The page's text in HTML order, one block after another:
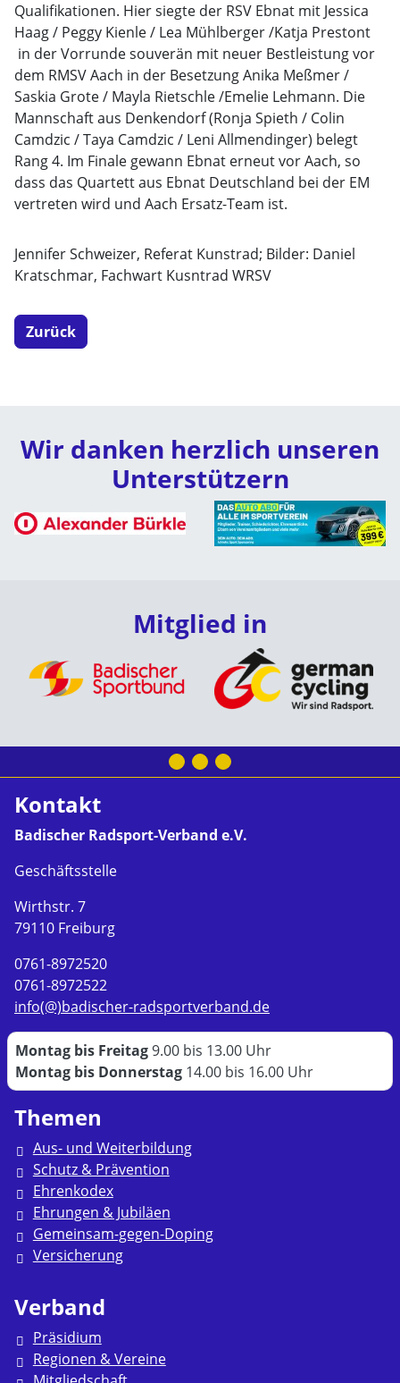
Qualifikationen. Hier siegte der RSV Ebnat mit Jessica
Haag / Peggy Kienle / Lea Mühlberger /Katja Prestont
in der Vorrunde souverän mit neuer Bestleistung vor
dem RMSV Aach in der Besetzung Anika Meßmer /
Saskia Grote / Mayla Rietschle /Emelie Lehmann. Die
Mannschaft aus Denkendorf (Ronja Spieth / Colin
Camdzic / Taya Camdzic / Leni Allmendinger) belegt
Rang 4. Im Finale gewann Ebnat erneut vor Aach, so
dass das Quartett aus Ebnat Deutschland bei der EM
vertreten wird und Aach Ersatz-Team ist.
Jennifer Schweizer, Referat Kunstrad; Bilder: Daniel
Kratschmar, Fachwart Kusntrad WRSV
Zurück
Wir danken herzlich unseren
Unterstützern
Mitglied in
Kontakt
Badischer Radsport-Verband e.V.
Geschäftsstelle
Wirthstr. 7
79110 Freiburg
0761-8972520
0761-8972522
info(@)badischer-radsportverband.de
Montag bis Freitag9.00 bis 13.00 Uhr
Montag bis Donnerstag 14.00 bis 16.00 Uhr
Themen
Aus- und Weiterbildung
Schutz & Prävention
Ehrenkodex
Ehrungen & Jubiläen
Gemeinsam-gegen-Doping
Versicherung
Verband
Präsidium
Regionen & Vereine